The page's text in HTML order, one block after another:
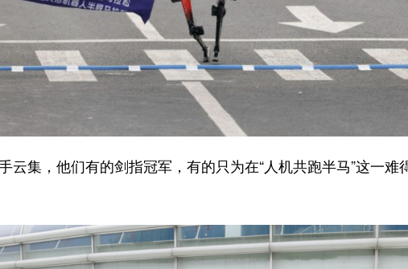
集，他们有的剑指冠军，有的只为在“人机共跑半马”这一难